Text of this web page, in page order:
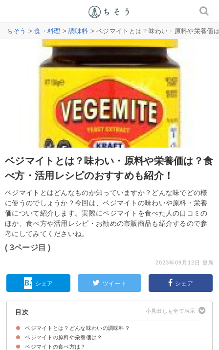
ちそう >食・料理 >調味料 > ベジマイトとは？味わい・原料や栄養価
ベジマイトとは？味わい・原料や栄養価は？食
べ方・活用レシピのおすすめも紹介！
ベジマイトとはどんなものか知っていますか？どんな味でどの様
に使うのでしょうか？今回は、ベジマイトの味わいや原料・栄養
価について紹介します。実際にベジマイトを食べた人の口コミの
ほか、食べ方や活用レシピ・お勧めの市販商品も紹介するので参
考にしてみてくださいね。
( 3ページ目 )
2023年09月12日 更新
シェア ツイート シェア
目次
ベジマイトとは？どんな味わいの調味料？
ベジマイトはオーストラリア発祥の発酵調味料
ベジマイトはどんな味？香りは？
ベジマイトの原料や栄養価は？
ベジマイトの原料は塩と酵母菌
ベジマイトの栄養価・効能
ベジマイトの食べ方は？